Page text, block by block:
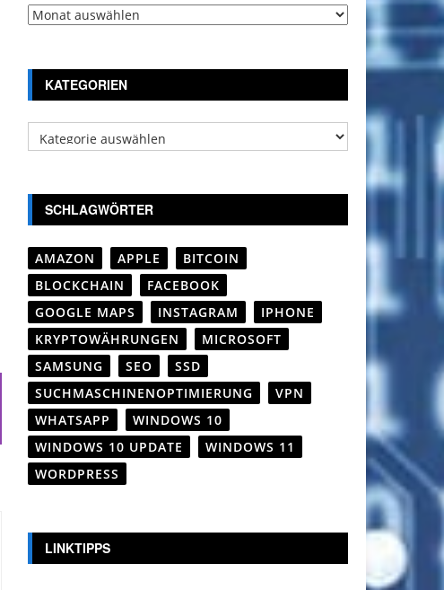
Archiv
KATEGORIEN
Kategorien
SCHLAGWÖRTER
AMAZON APPLE
BITCOIN
BLOCKCHAIN
FACEBOOK
GOOGLE MAPS
INSTAGRAM
IPHONE
KRYPTOWÄHRUNGEN
MICROSOFT
SAMSUNG
SEO
SSD
SUCHMASCHINENOPTIMIERUNG
VPN
WHATSAPP
WINDOWS 10
WINDOWS 10 UPDATE
WINDOWS 11
WORDPRESS
LINKTIPPS